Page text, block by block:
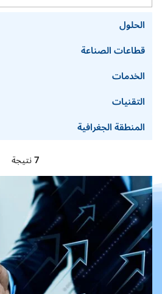
الحلول
قطاعات الصناعة
الخدمات
التقنيات
المنطقة الجغرافية
7نتيجة